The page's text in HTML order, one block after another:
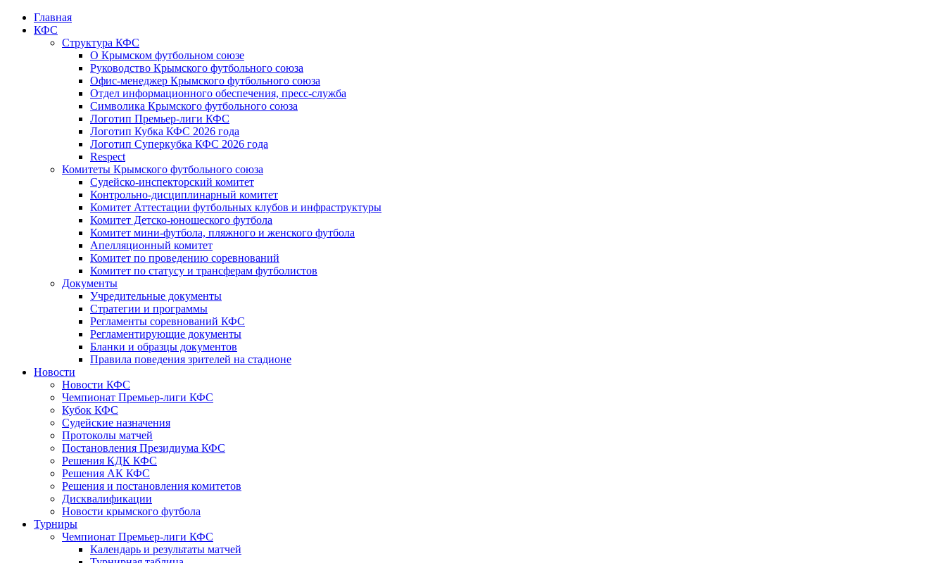
Главная
КФС
Структура КФС
О Крымском футбольном союзе
Руководство Крымского футбольного союза
Офис-менеджер Крымского футбольного союза
Отдел информационного обеспечения, пресс-служба
Символика Крымского футбольного союза
Логотип Премьер-лиги КФС
Логотип Кубка КФС 2026 года
Логотип Суперкубка КФС 2026 года
Respect
Комитеты Крымского футбольного союза
Судейско-инспекторский комитет
Контрольно-дисциплинарный комитет
Комитет Аттестации футбольных клубов и инфраструктуры
Комитет Детско-юношеского футбола
Комитет мини-футбола, пляжного и женского футбола
Апелляционный комитет
Комитет по проведению соревнований
Комитет по статусу и трансферам футболистов
Документы
Учредительные документы
Стратегии и программы
Регламенты соревнований КФС
Регламентирующие документы
Бланки и образцы документов
Правила поведения зрителей на стадионе
Новости
Новости КФС
Чемпионат Премьер-лиги КФС
Кубок КФС
Судейские назначения
Протоколы матчей
Постановления Президиума КФС
Решения КДК КФС
Решения АК КФС
Решения и постановления комитетов
Дисквалификации
Новости крымского футбола
Турниры
Чемпионат Премьер-лиги КФС
Календарь и результаты матчей